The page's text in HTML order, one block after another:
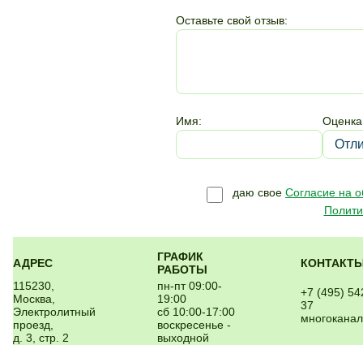
Оставьте свой отзыв:
Имя:
даю свое Согласие на
АДРЕС
ГРАФИК
РАБОТЫ
115230,
Москва,
Электролитный
проезд,
д. 3, стр. 2
пн-пт 09:00-
19:00
сб 10:00-17:00
воскресенье -
выходной
+7 (495)
37